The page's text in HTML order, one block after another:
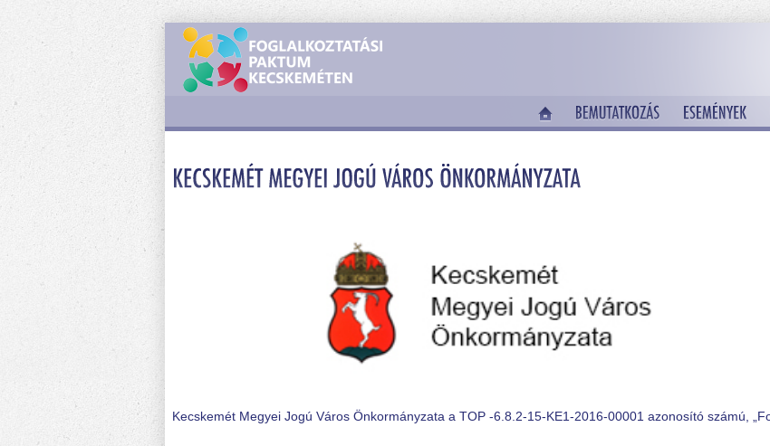
Kecskemét Megyei Jogú Város Önkormányzata a TOP -6.8.2-15-KE1-2016-00001 azonosító számú,